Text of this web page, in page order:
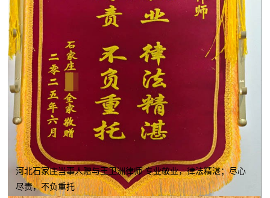
河北石家庄当事人赠与王卫洲律师 专业敬业，律法精湛；尽心
尽责，不负重托